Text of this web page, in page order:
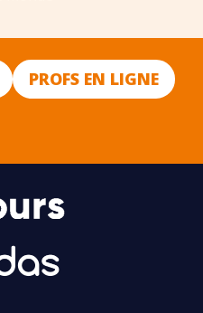
PROFS EN LIGNE